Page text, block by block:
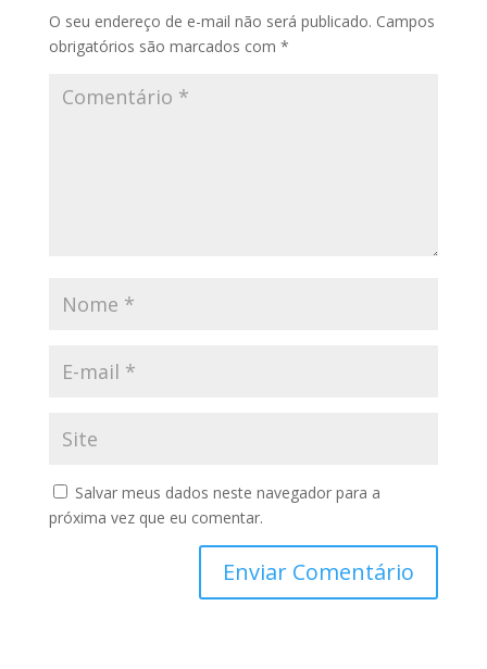
O seu endereço de e-mail não será publicado. Campos
obrigatórios são marcados com *
Salvar meus dados neste navegador para a
próxima vez que eu comentar.